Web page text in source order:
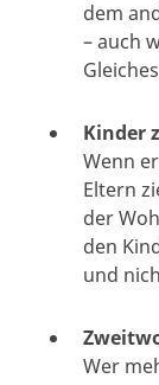
dem
– auch
Kinder
Wenn
Eltern
der
den
und
Wer